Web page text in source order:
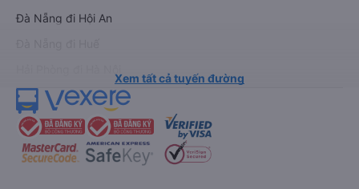
Đà Nẵng đi Hội An
Xem tất cả tuyến đường